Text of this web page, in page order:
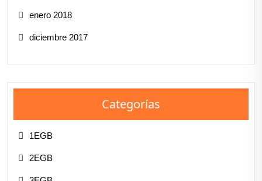
enero 2018
diciembre 2017
Categorías
1EGB
2EGB